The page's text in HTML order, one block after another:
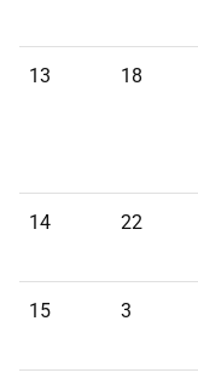
13 18
14 22
15 3